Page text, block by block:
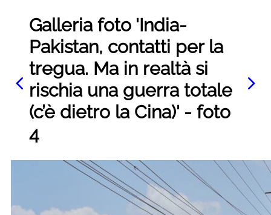
Galleria foto 'India-
Pakistan, contatti per la
tregua. Ma in realtà si
rischia una guerra totale
(c’è dietro la Cina)' - foto
4